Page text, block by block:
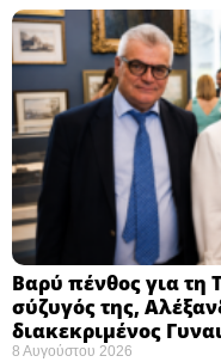
Βαρύ πένθος για τη
σύζυγός της,
διακεκριμένος
8 Αυγούστου 2026